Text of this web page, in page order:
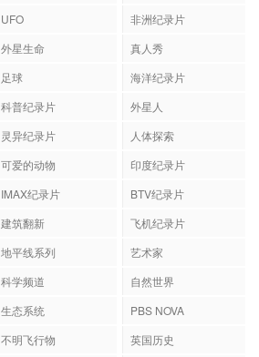
UFO
非洲纪录片
外星生命
真人秀
足球
海洋纪录片
科普纪录片
外星人
灵异纪录片
人体探索
可爱的动物
印度纪录片
IMAX纪录片
BTV纪录片
建筑翻新
飞机纪录片
地平线系列
艺术家
科学频道
自然世界
生态系统
PBS NOVA
不明飞行物
英国历史